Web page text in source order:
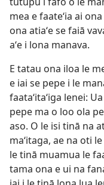
mea e faateʻia ai
ona atiaʻe se faiā
aʻe i lona manava.
E tatau ona iloa le
e iai se pepe i le
faataʻitaʻiga lenei:
pepe ma o loo ola
aso. O le isi tinā na
maʻitaga, ae na oti
le tinā muamua le
tama ona e ui na